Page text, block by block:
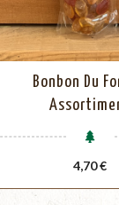
Bonbon Du
Prix
4,70 €